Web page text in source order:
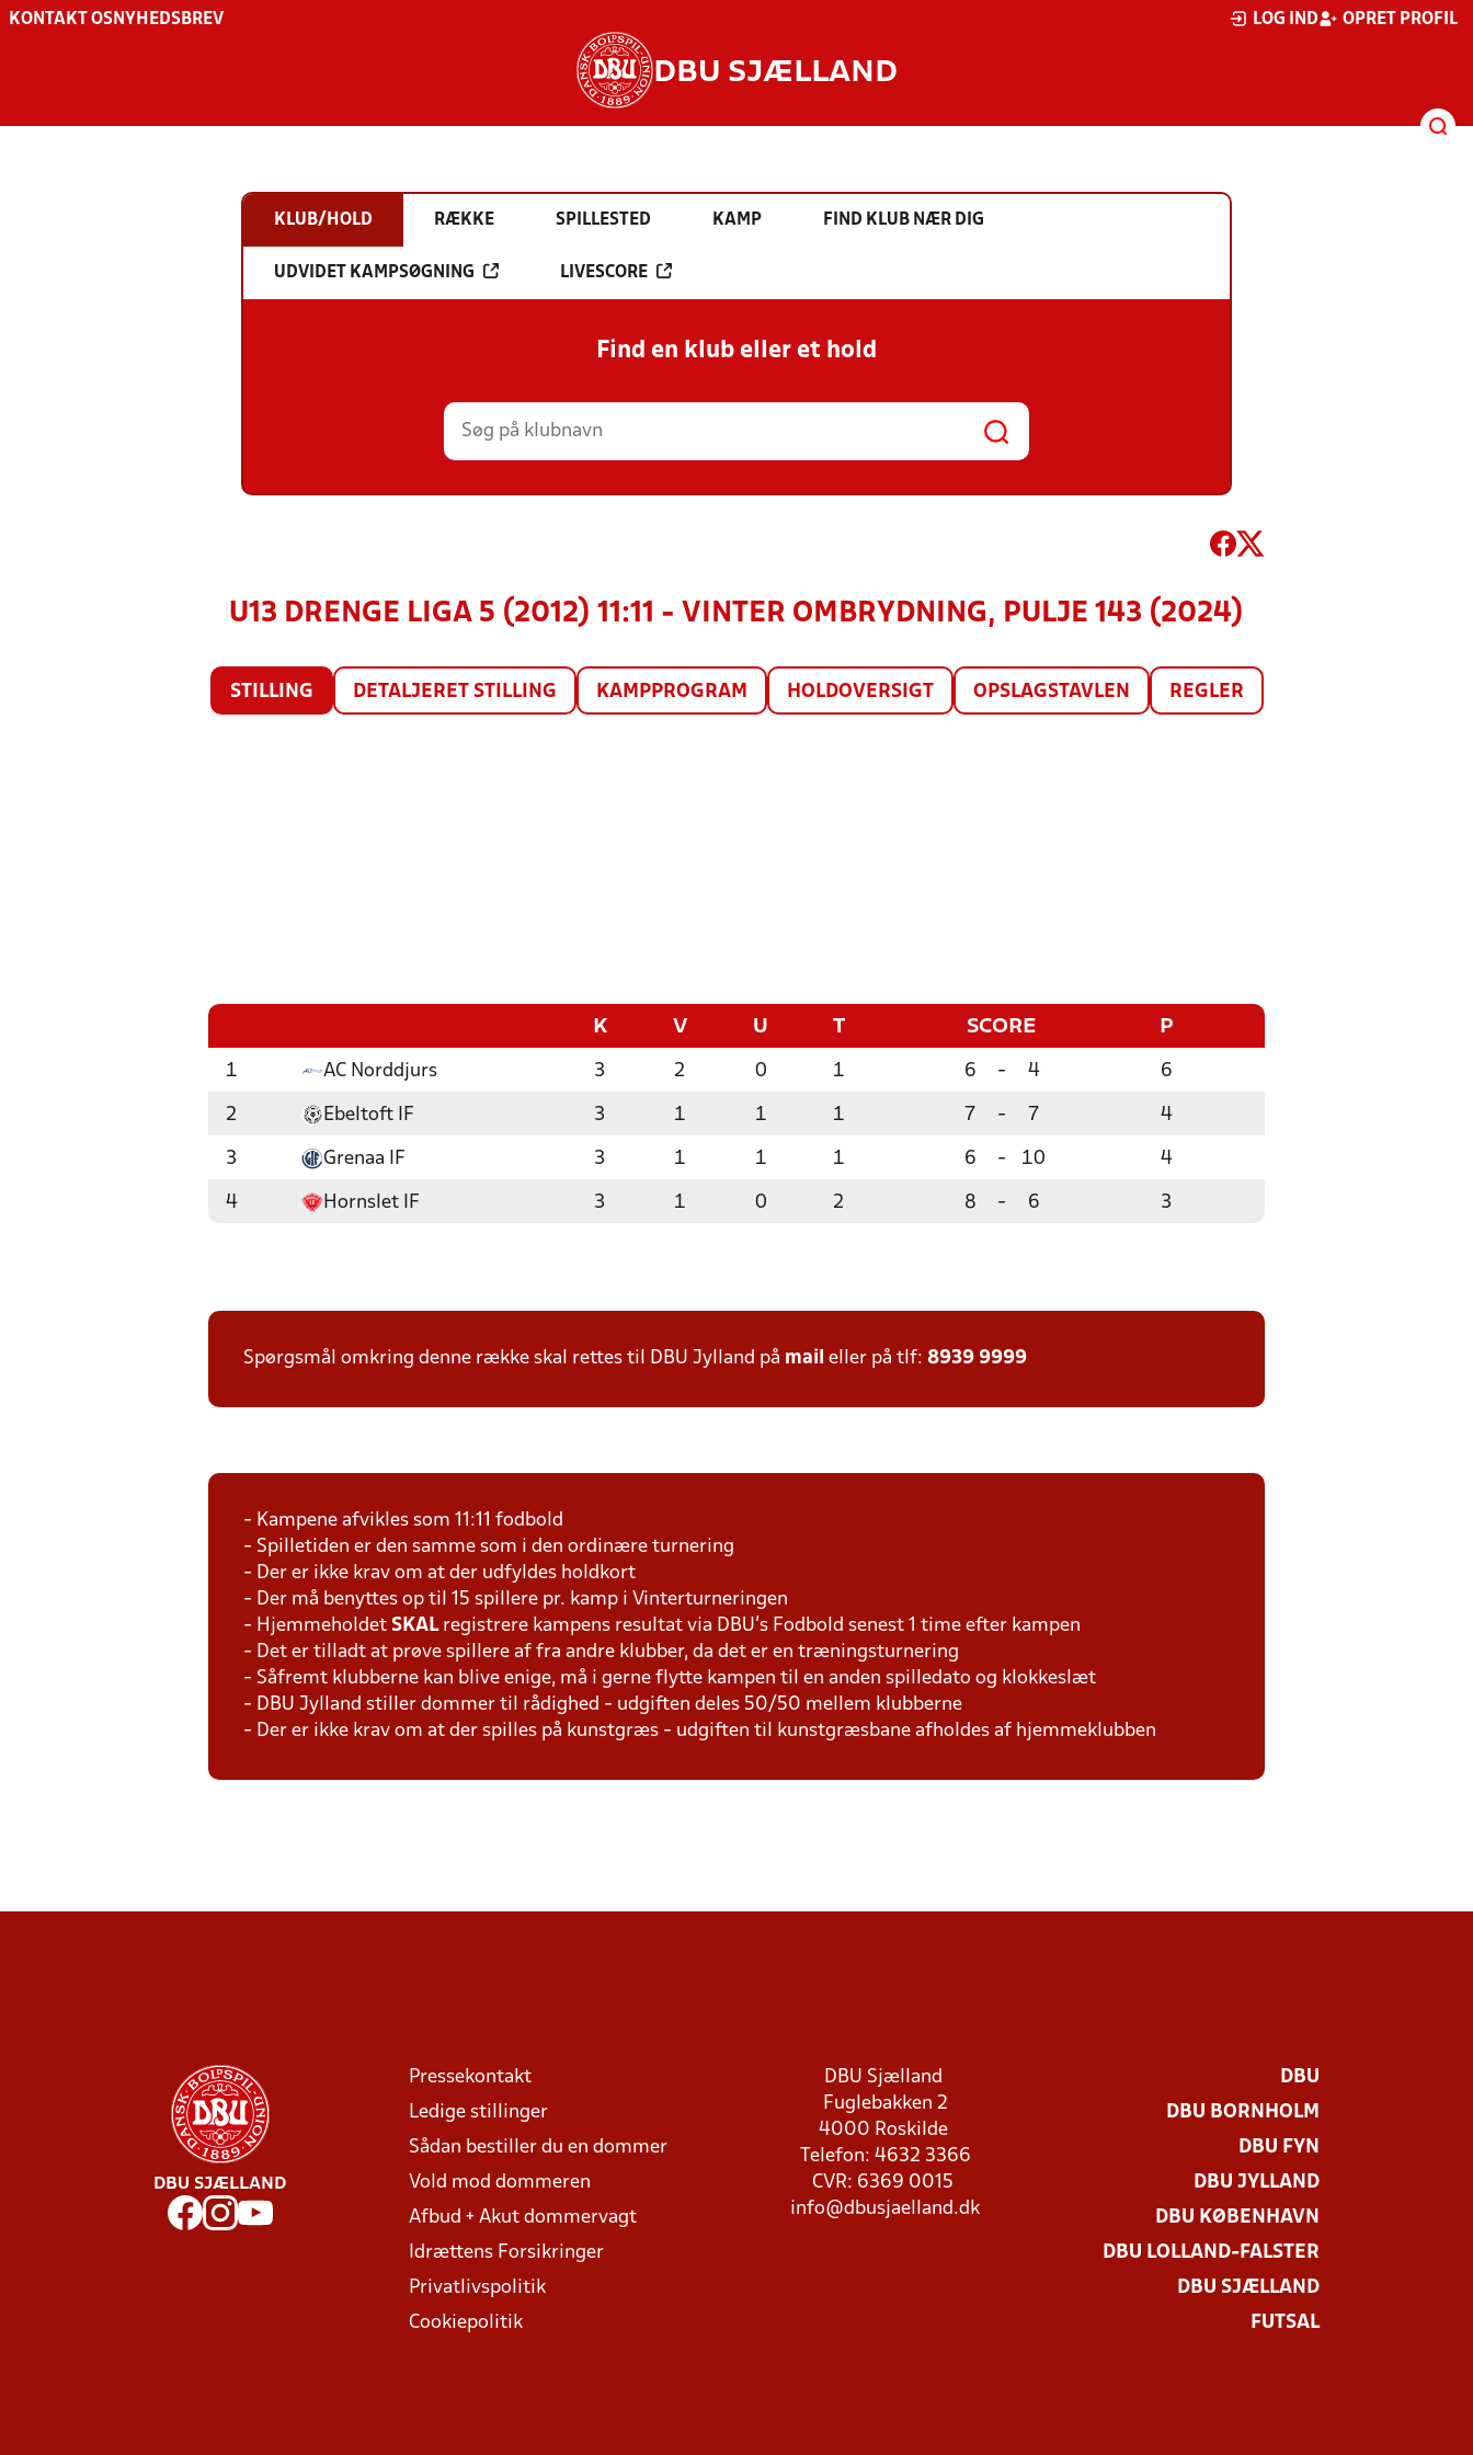
KONTAKT OS NYHEDSBREV LOG IND OPRET PROFIL
DBU SJÆLLAND
KLUB/HOLD RÆKKE SPILLESTED KAMP FIND KLUB NÆR DIG
UDVIDET KAMPSØGNING LIVESCORE
Find en klub eller et hold
U13 DRENGE LIGA 5 (2012) 11:11 - VINTER OMBRYDNING, PULJE 143 (2024)
STILLING DETALJERET STILLING KAMPPROGRAM HOLDOVERSIGT OPSLAGSTAVLEN REGLER
K V U T SCORE P
1 AC Norddjurs 3 2 0 1 6 - 4 6
2 Ebeltoft IF 3 1 1 1 7 - 7 4
3 Grenaa IF 3 1 1 1 6 - 10 4
4 Hornslet IF 3 1 0 2 8 - 6 3
Spørgsmål omkring denne række skal rettes til DBU Jylland på mail eller på tlf: 8939 9999
- Kampene afvikles som 11:11 fodbold
- Spilletiden er den samme som i den ordinære turnering
- Der er ikke krav om at der udfyldes holdkort
- Der må benyttes op til 15 spillere pr. kamp i Vinterturneringen
- Hjemmeholdet SKAL registrere kampens resultat via DBU's Fodbold senest 1 time efter kampen
- Det er tilladt at prøve spillere af fra andre klubber, da det er en træningsturnering
- Såfremt klubberne kan blive enige, må i gerne flytte kampen til en anden spilledato og klokkeslæt
- DBU Jylland stiller dommer til rådighed - udgiften deles 50/50 mellem klubberne
- Der er ikke krav om at der spilles på kunstgræs - udgiften til kunstgræsbane afholdes af hjemmeklubben
DBU SJÆLLAND
Pressekontakt
Ledige stillinger
Sådan bestiller du en dommer
Vold mod dommeren
Afbud + Akut dommervagt
Idrættens Forsikringer
Privatlivspolitik
Cookiepolitik
DBU Sjælland
Fuglebakken 2
4000 Roskilde
Telefon: 4632 3366
CVR: 6369 0015
info@dbusjaelland.dk
DBU
DBU BORNHOLM
DBU FYN
DBU JYLLAND
DBU KØBENHAVN
DBU LOLLAND-FALSTER
DBU SJÆLLAND
FUTSAL